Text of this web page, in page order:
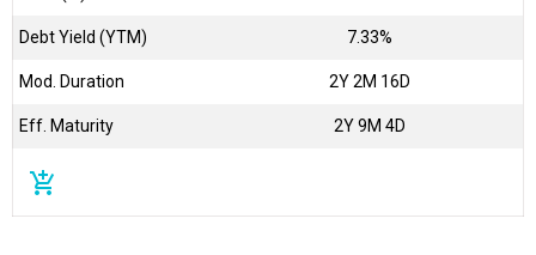
Debt Yield (YTM) 7.33%
Mod. Duration 2Y 2M 16D
Eff. Maturity 2Y 9M 4D
add_shopping_cart